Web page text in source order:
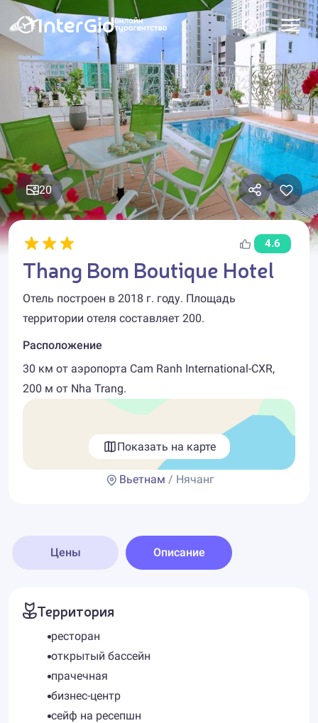
20
4.6
Thang Bom Boutique Hotel
Отель построен в 2018 г. году. Площадь
территории отеля составляет 200.
Расположение
30 км от аэропорта Cam Ranh International-CXR,
200 м от Nha Trang.
Показать на карте
Вьетнам / Нячанг
Цены Описание
Территория
ресторан
открытый бассейн
прачечная
бизнес-центр
сейф на ресепшн